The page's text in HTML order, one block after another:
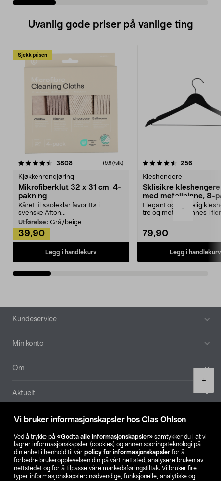
Vi bruker informasjonskapsler hos Clas Ohlson
Ved å trykke på «Godta alle informasjonskapsler» samtykker du i at vi
lagrer informasjonskapsler (cookies) og annen sporingsteknologi på
din enhet i henhold til vår policy for informasjonskapsler for å
forbedre brukeropplevelsen din på vårt nettsted, analysere bruken av
nettstedet og for å tilpasse våre markedsføringstiltak. Vi bruker fire
typer informasjonskapsler: nødvendige, funksjonelle, analytiske og
-
+
Uvanlig gode priser på vanlige ting
Sjekk prisen
3808anmeldelser(9,97/stk)
Kjøkkenrengjøring
Mikrofiberklut 32 x 31 cm, 4-
pakning
Kåret til «soleklar favoritt» i
svenske Afton...
Utførelse: Grå/beige
39,90
Legg i handlekurv
4.5av 5 stjerner 256
Kleshengere
Sklisikre
med metallpinne, 8-
Elegant og skikkelig
tre og metall – finnes i
79,90
Legg i handlekurv
4.5av 5 stjerner
Bunntekst
Kundeservice
Min konto
Om
Aktuelt
Våre selskaper
Finn din butikk
SE NO FI